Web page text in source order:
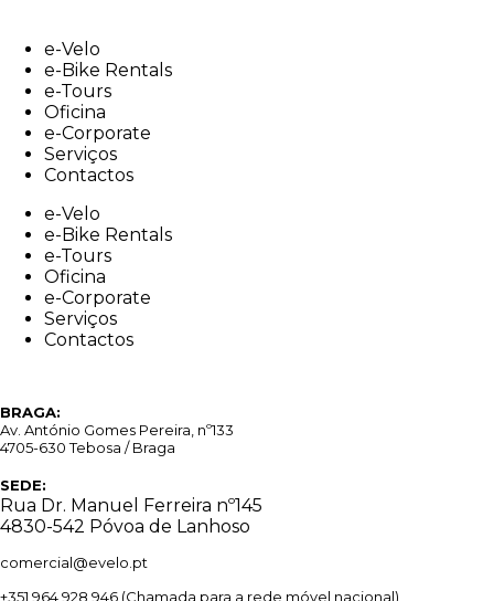
contente-Velo
e-Bike Rentals
e-Tours
Oficina
e-Corporate
Serviços
Contactos
e-Velo
e-Bike Rentals
e-Tours
Oficina
e-Corporate
Serviços
Contactos
BRAGA:
Av. António Gomes Pereira, nº133
4705-630 Tebosa / Braga
SEDE:
Rua Dr. Manuel Ferreira nº145
4830-542 Póvoa de Lanhoso
comercial@evelo.pt
+351 964 928 946 (Chamada para a rede móvel nacional)